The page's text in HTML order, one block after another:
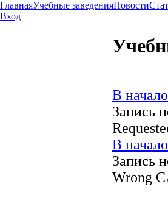
ГлавнаяУчебные заведенияНовости
Вход
В начало
Запись
В начало
Запись
Wrong